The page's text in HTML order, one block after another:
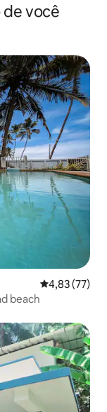
de você
4,83 de uma
4,83 (77)
beach